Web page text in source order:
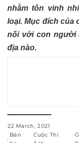
nhằm tôn vinh
loại. Mục đích của
nối với con người
địa nào.
22 March, 2021
Bản
Cuộc Thi